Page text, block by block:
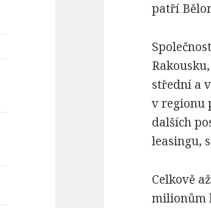
patří
střední a
v regionu
dalších
leasingu,
Celkově
milionům